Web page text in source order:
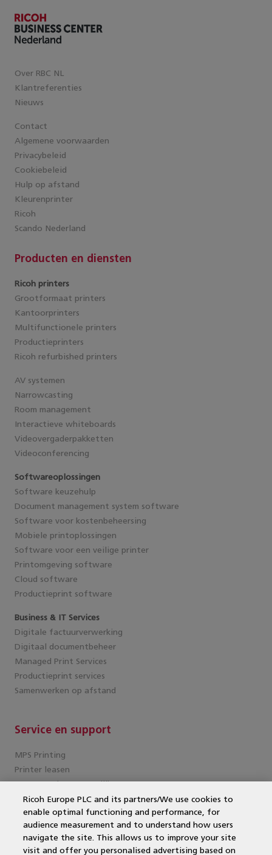
Over RBC NL
Klantreferenties
Nieuws
Contact
Algemene voorwaarden
Privacybeleid
Cookiebeleid
Hulp op afstand
Kleurenprinter
Ricoh
Scando Nederland
Producten en diensten
Ricoh printers
Grootformaat printers
Kantoorprinters
Multifunctionele printers
Productieprinters
Ricoh refurbished printers
AV systemen
Narrowcasting
Room management
Interactieve whiteboards
Videovergaderpakketten
Videoconferencing
Softwareoplossingen
Software keuzehulp
Document management system software
Software voor kostenbeheersing
Mobiele printoplossingen
Software voor een veilige printer
Printomgeving software
Cloud software
Productieprint software
Business & IT Services
Digitale factuurverwerking
Digitaal documentbeheer
Managed Print Services
Productieprint services
Samenwerken op afstand
Service en support
MPS Printing
Printer leasen
Kantoorprinter vergelijken
Kopieermachines
MPS offerte aanvragen
MFP
DocuWare
Ricoh Europe PLC and its partners/We use cookies to
enable optimal functioning and performance, for
audience measurement and to understand how users
navigate the site. This allows us to improve your site
visit and offer you personalised advertising based on